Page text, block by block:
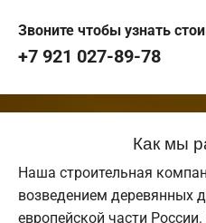
Звоните чтобы узнать
+7 921 027-89-78
Как мы
Наша строительная
возведением деревянных
европейской части